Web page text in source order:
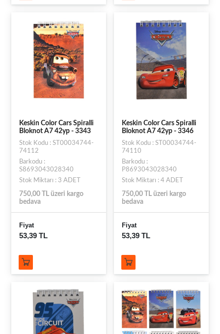
Keskin Color Cars Spiralli
Bloknot A7 42yp - 3343
Stok Kodu : ST00034744-
74112
Barkodu :
S8693043028340
Stok Miktarı : 3 ADET
750,00 TL üzeri kargo
bedava
Fiyat
53,39 TL
Keskin Color Cars Spiralli
Bloknot A7 42yp - 3346
Stok Kodu : ST00034744-
74110
Barkodu :
P8693043028340
Stok Miktarı : 4 ADET
750,00 TL üzeri kargo
bedava
Fiyat
53,39 TL